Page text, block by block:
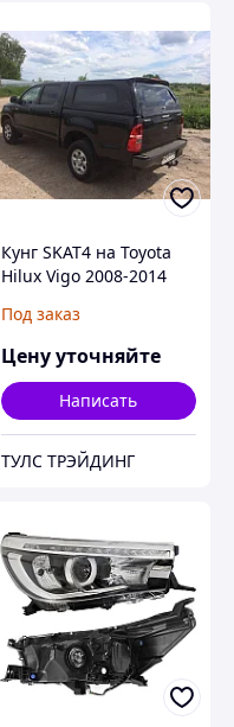
Кунг SKAT4 на Toyota
Hilux Vigo 2008-2014
Под заказ
Цену уточняйте
Написать
ТУЛС ТРЭЙДИНГ